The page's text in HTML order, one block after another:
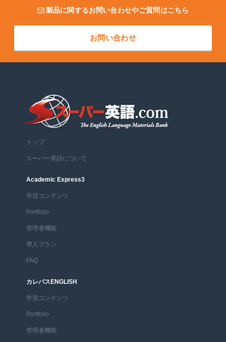
製品に関するお問い合わせやご質問はこちら
お問い合わせ
トップ
スーパー英語について
Academic Express3
学習コンテンツ
Portfolio
管理者機能
導入プラン
FAQ
カレパスENGLISH
学習コンテンツ
Portfolio
管理者機能